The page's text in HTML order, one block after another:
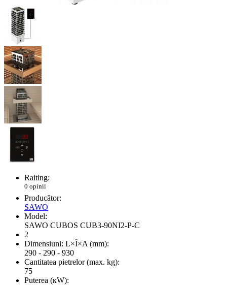
Raiting:
0 opinii
Producător:
SAWO
Model:
SAWO CUBOS CUB3-90NI2-P-C
2
Dimensiuni: L×Î×A (mm):
290 - 290 - 930
Cantitatea pietrelor (max. kg):
75
Puterea (кW):